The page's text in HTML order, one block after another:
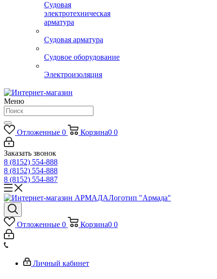
Судовая
электротехническая
арматура
Судовая арматура
Судовое оборудование
Электроизоляция
Меню
Отложенные 0 Корзина0 0
Заказать звонок
8 (8152) 554-888
8 (8152) 554-888
8 (8152) 554-887
Логотип "Армада"
Отложенные 0 Корзина0 0
Личный кабинет